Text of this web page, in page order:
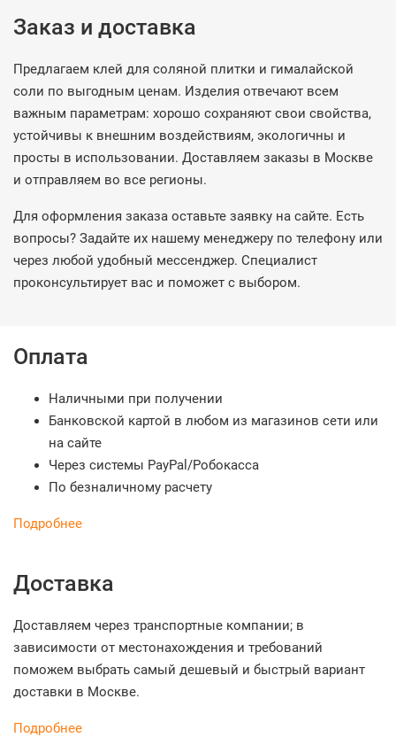
Заказ и доставка
Предлагаем клей для соляной плитки и гималайской
соли по выгодным ценам. Изделия отвечают всем
важным параметрам: хорошо сохраняют свои свойства,
устойчивы к внешним воздействиям, экологичны и
просты в использовании. Доставляем заказы в Москве
и отправляем во все регионы.
Для оформления заказа оставьте заявку на сайте. Есть
вопросы? Задайте их нашему менеджеру по телефону или
через любой удобный мессенджер. Специалист
проконсультирует вас и поможет с выбором.
Оплата
Наличными при получении
Банковской картой в любом из магазинов сети или
на сайте
Через системы PayPal/Робокасса
По безналичному расчету
Подробнее
Доставка
Доставляем через транспортные компании; в
зависимости от местонахождения и требований
поможем выбрать самый дешевый и быстрый вариант
доставки в Москве.
Подробнее